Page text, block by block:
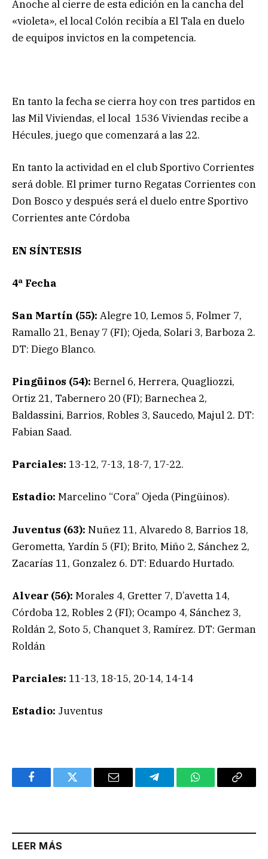
Anoche al cierre de esta edición en la cancha del
«violeta», el local Colón recibía a El Tala en duelo
de equipos invictos en la competencia.
En tanto la fecha se cierra hoy con tres partidos en
las Mil Viviendas, el local 1536 Viviendas recibe a
Hécules, juego que comenzará a las 22.
En tanto la actividad en el club Sportivo Corrientes
será doble. El primer turno Regatas Corrientes con
Don Bosco y después será el duelo entre Sportivo
Corrientes ante Córdoba
EN SÍNTESIS
4ª Fecha
San Martín (55): Alegre 10, Lemos 5, Folmer 7,
Ramallo 21, Benay 7 (FI); Ojeda, Solari 3, Barboza 2.
DT: Diego Blanco.
Pingüinos (54): Bernel 6, Herrera, Quagliozzi,
Ortiz 21, Tabernero 20 (FI); Barnechea 2,
Baldassini, Barrios, Robles 3, Saucedo, Majul 2. DT:
Fabian Saad.
Parciales: 13-12, 7-13, 18-7, 17-22.
Estadio: Marcelino “Cora” Ojeda (Pingüinos).
Juventus (63): Nuñez 11, Alvaredo 8, Barrios 18,
Gerometta, Yardín 5 (FI); Brito, Miño 2, Sánchez 2,
Zacarías 11, Gonzalez 6. DT: Eduardo Hurtado.
Alvear (56): Morales 4, Gretter 7, D’avetta 14,
Córdoba 12, Robles 2 (FI); Ocampo 4, Sánchez 3,
Roldán 2, Soto 5, Chanquet 3, Ramírez. DT: German
Roldán
Parciales: 11-13, 18-15, 20-14, 14-14
Estadio: Juventus
FacebookTwitter Email TelegramWhatsAppCopy
LEER MÁS